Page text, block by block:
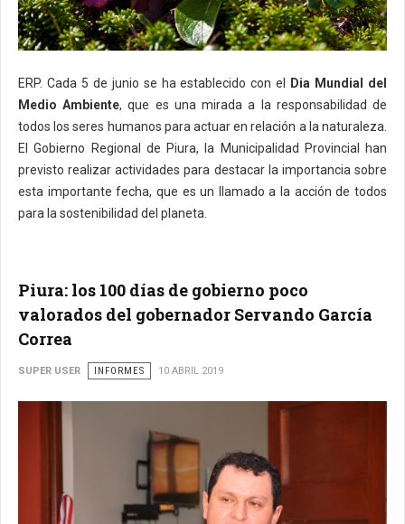
ERP. Cada 5 de junio se ha establecido con el
Dia Mundial del
Medio Ambiente, que es una mirada a la responsabilidad de
todos los seres humanos para actuar en relación a la naturaleza.
El Gobierno Regional de Piura, la Municipalidad Provincial han
previsto realizar actividades para destacar la importancia sobre
esta importante fecha, que es un llamado a la acción de todos
para la sostenibilidad del planeta.
Piura: los 100 días de gobierno poco
valorados del gobernador Servando García
Correa
SUPER USER INFORMES 10 ABRIL 2019